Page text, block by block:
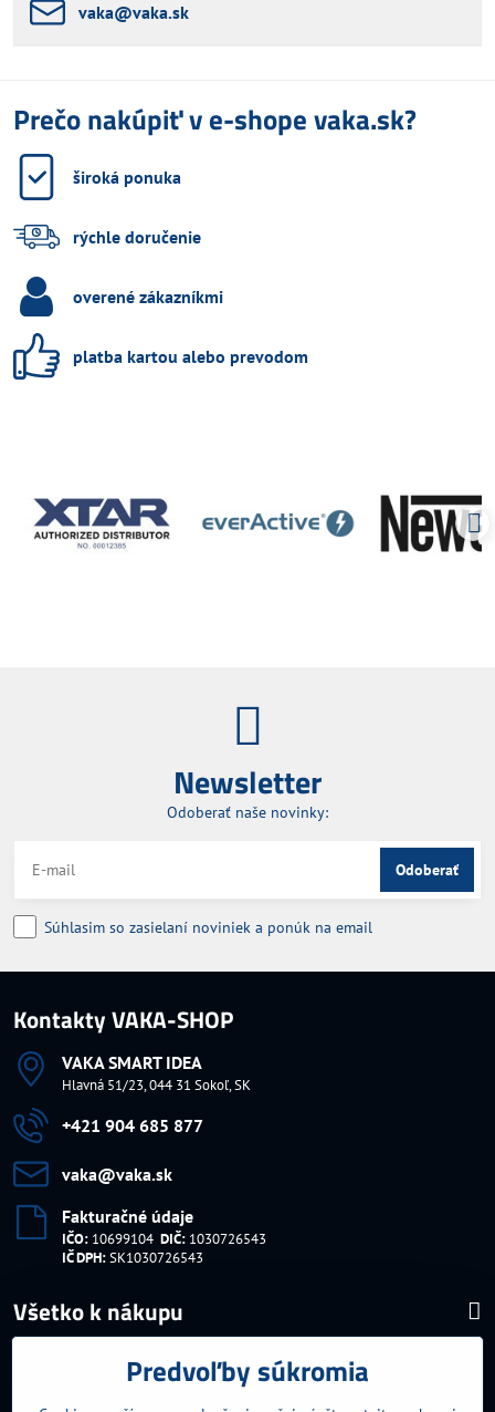
vaka​@vaka​.sk
Prečo nakúpiť v e-shope vaka.sk?
široká ponuka
rýchle doručenie
overené zákazníkmi
platba kartou alebo prevodom
Newsletter
Odoberať naše novinky:
Odoberať
Súhlasim so zasielaní noviniek a ponúk na email
Kontakty VAKA-SHOP
VAKA SMART IDEA
Hlavná 51/23, 044 31 Sokoľ, SK
+421 904 685 877
vaka​@vaka​.sk
Fakturačné údaje
IČO: 10699104 DIČ: 1030726543
IČ DPH:SK1030726543
Všetko k nákupu
Najnavštevovanejšie kategórie
Predvoľby súkromia